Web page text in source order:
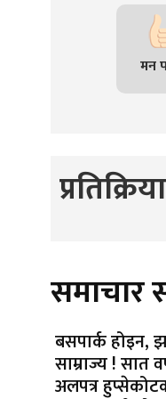
मन
समाचार
बसपार्क होइन,
साम्राज्य ! सात
अलपत्र